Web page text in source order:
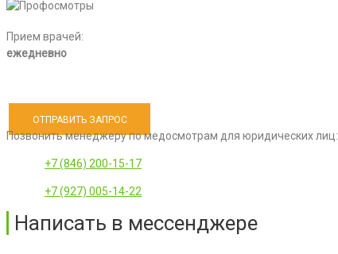
Прием врачей:
ежедневно
ОТПРАВИТЬ ЗАПРОС
Позвонить менеджеру по медосмотрам для юридических лиц:
+7 (846) 200-15-17
+7 (927) 005-14-22
Написать в мессенджере